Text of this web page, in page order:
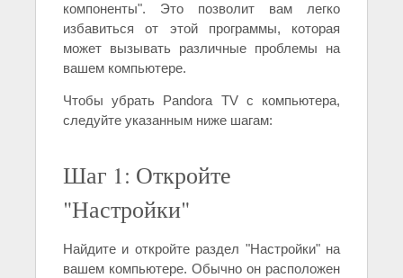
компоненты". Это позволит вам легко
избавиться от этой программы, которая
может вызывать различные проблемы на
вашем компьютере.
Чтобы убрать Pandora TV с компьютера,
следуйте указанным ниже шагам:
Шаг 1: Откройте
"Настройки"
Найдите и откройте раздел "Настройки" на
вашем компьютере. Обычно он расположен